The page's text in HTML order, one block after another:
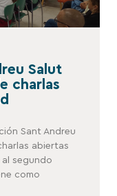
Salut
charlas
Sant Andreu
abiertas
segundo
como